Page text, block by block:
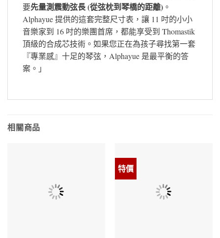
要先量測震動弦長 (從弦枕到琴橋的距離) 。
Alphayue 提供的這套完整尺寸表，讓 11 吋的小小
音樂家到 16 吋的樂團首席，都能享受到 Thomastik
頂級的合成芯技術。如果您正在為孩子尋找第一套
『專業感』十足的琴弦，Alphayue 是最平衡的答
案。」
相關商品
特價